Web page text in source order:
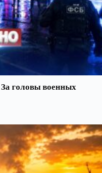
головы военных